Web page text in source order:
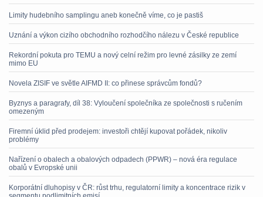
Limity hudebního samplingu aneb konečně víme, co je pastiš
Uznání a výkon cizího obchodního rozhodčího nálezu v České republice
Rekordní pokuta pro TEMU a nový celní režim pro levné zásilky ze zemí
mimo EU
Novela ZISIF ve světle AIFMD II: co přinese správcům fondů?
Byznys a paragrafy, díl 38: Vyloučení společníka ze společnosti s ručením
omezeným
Firemní úklid před prodejem: investoři chtějí kupovat pořádek, nikoliv
problémy
Nařízení o obalech a obalových odpadech (PPWR) – nová éra regulace
obalů v Evropské unii
Korporátní dluhopisy v ČR: růst trhu, regulatorní limity a koncentrace rizik v